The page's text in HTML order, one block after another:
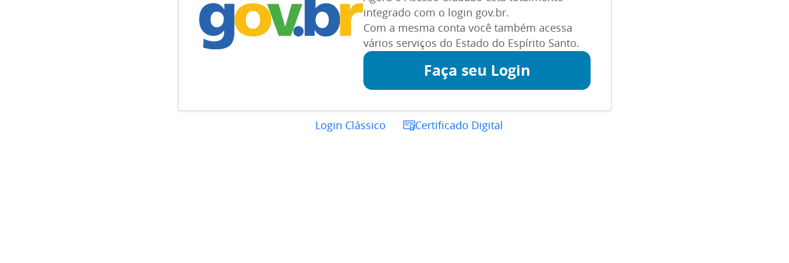
integrado com o login gov.br.
Com a mesma conta você também acessa
vários serviços do Estado do Espírito Santo.
Faça seu Login
Login Clássico Certificado Digital